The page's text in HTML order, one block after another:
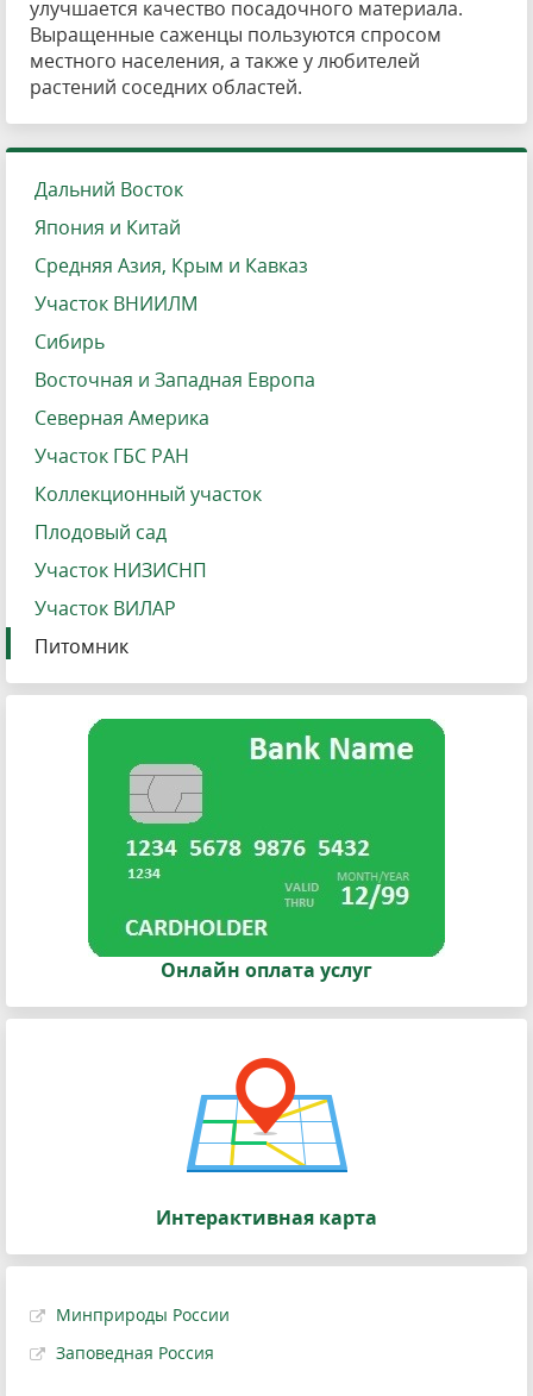
улучшается качество посадочного материала.
Выращенные саженцы пользуются спросом
местного населения, а также у любителей
растений соседних областей.
Дальний Восток
Япония и Китай
Средняя Азия, Крым и Кавказ
Участок ВНИИЛМ
Сибирь
Восточная и Западная Европа
Северная Америка
Участок ГБС РАН
Коллекционный участок
Плодовый сад
Участок НИЗИСНП
Участок ВИЛАР
Питомник
Онлайн оплата услуг
Интерактивная карта
Минприроды России
Заповедная Россия